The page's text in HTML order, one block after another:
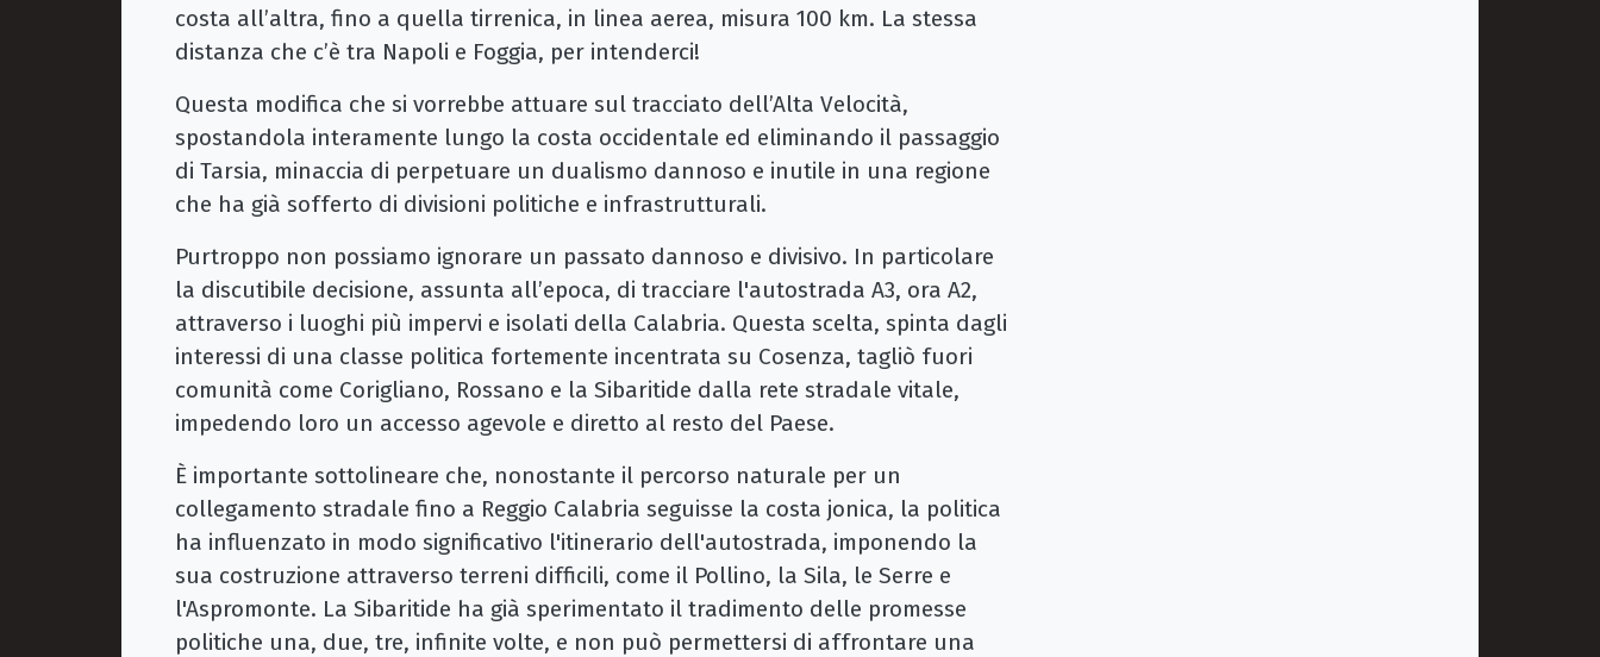
costa all’altra, fino a quella tirrenica, in linea aerea, misura 100 km. La stessa
distanza che c’è tra Napoli e Foggia, per intenderci!
Questa modifica che si vorrebbe attuare sul tracciato dell’Alta Velocità,
spostandola interamente lungo la costa occidentale ed eliminando il passaggio
di Tarsia, minaccia di perpetuare un dualismo dannoso e inutile in una regione
che ha già sofferto di divisioni politiche e infrastrutturali.
Purtroppo non possiamo ignorare un passato dannoso e divisivo. In particolare
la discutibile decisione, assunta all’epoca, di tracciare l'autostrada A3, ora A2,
attraverso i luoghi più impervi e isolati della Calabria. Questa scelta, spinta dagli
interessi di una classe politica fortemente incentrata su Cosenza, tagliò fuori
comunità come Corigliano, Rossano e la Sibaritide dalla rete stradale vitale,
impedendo loro un accesso agevole e diretto al resto del Paese.
È importante sottolineare che, nonostante il percorso naturale per un
collegamento stradale fino a Reggio Calabria seguisse la costa jonica, la politica
ha influenzato in modo significativo l'itinerario dell'autostrada, imponendo la
sua costruzione attraverso terreni difficili, come il Pollino, la Sila, le Serre e
l'Aspromonte. La Sibaritide ha già sperimentato il tradimento delle promesse
politiche una, due, tre, infinite volte, e non può permettersi di affrontare una